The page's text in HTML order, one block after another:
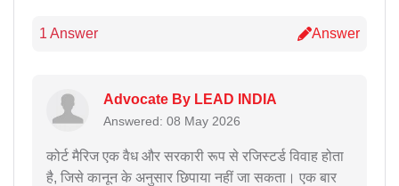
1 Answer Answer
Advocate By LEAD INDIA
Answered: 08 May 2026
कोर्ट मैरिज एक वैध और सरकारी रूप से रजिस्टर्ड विवाह होता
है, जिसे कानून के अनुसार छिपाया नहीं जा सकता। एक बार